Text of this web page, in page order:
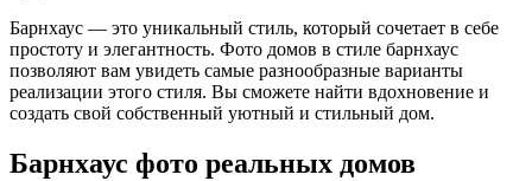
Барнхаус — это уникальный стиль, который сочетает в себе
простоту и элегантность. Фото домов в стиле барнхаус
позволяют вам увидеть самые разнообразные варианты
реализации этого стиля. Вы сможете найти вдохновение и
создать свой собственный уютный и стильный дом.
Барнхаус фото реальных домов